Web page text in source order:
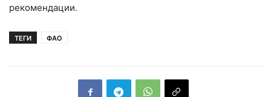
рекомендации.
ТЕГИ ФАО